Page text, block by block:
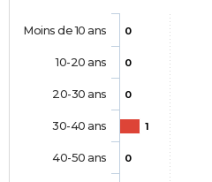
0
0
0
1
0
Moins de 10 ans
10-20 ans
20-30 ans
30-40 ans
40-50 ans